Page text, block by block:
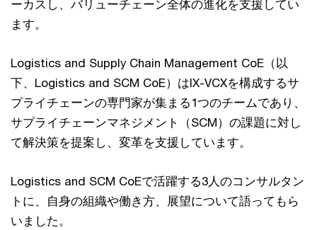
ーカスし、バリューチェーン全体の進化を支援してい
ます。
Logistics and Supply Chain Management CoE（以
下、Logistics and SCM CoE）はIX-VCXを構成するサ
プライチェーンの専門家が集まる1つのチームであり、
サプライチェーンマネジメント（SCM）の課題に対し
て解決策を提案し、変革を支援しています。
Logistics and SCM CoEで活躍する3人のコンサルタン
トに、自身の組織や働き方、展望について語ってもら
いました。